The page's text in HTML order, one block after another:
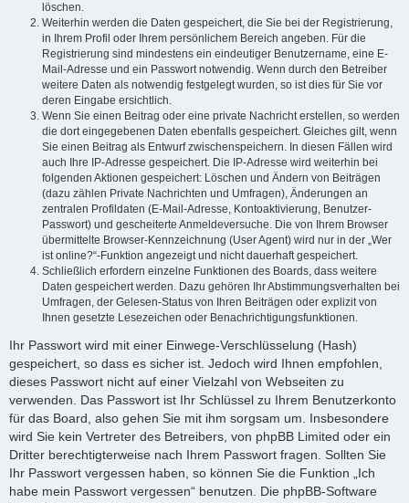
löschen.
Weiterhin werden die Daten gespeichert, die Sie bei der Registrierung,
in Ihrem Profil oder Ihrem persönlichem Bereich angeben. Für die
Registrierung sind mindestens ein eindeutiger Benutzername, eine E-
Mail-Adresse und ein Passwort notwendig. Wenn durch den Betreiber
weitere Daten als notwendig festgelegt wurden, so ist dies für Sie vor
deren Eingabe ersichtlich.
Wenn Sie einen Beitrag oder eine private Nachricht erstellen, so werden
die dort eingegebenen Daten ebenfalls gespeichert. Gleiches gilt, wenn
Sie einen Beitrag als Entwurf zwischenspeichern. In diesen Fällen wird
auch Ihre IP-Adresse gespeichert. Die IP-Adresse wird weiterhin bei
folgenden Aktionen gespeichert: Löschen und Ändern von Beiträgen
(dazu zählen Private Nachrichten und Umfragen), Änderungen an
zentralen Profildaten (E-Mail-Adresse, Kontoaktivierung, Benutzer-
Passwort) und gescheiterte Anmeldeversuche. Die von Ihrem Browser
übermittelte Browser-Kennzeichnung (User Agent) wird nur in der „Wer
ist online?“-Funktion angezeigt und nicht dauerhaft gespeichert.
Schließlich erfordern einzelne Funktionen des Boards, dass weitere
Daten gespeichert werden. Dazu gehören Ihr Abstimmungsverhalten bei
Umfragen, der Gelesen-Status von Ihren Beiträgen oder explizit von
Ihnen gesetzte Lesezeichen oder Benachrichtigungsfunktionen.
Ihr Passwort wird mit einer Einwege-Verschlüsselung (Hash)
gespeichert, so dass es sicher ist. Jedoch wird Ihnen empfohlen,
dieses Passwort nicht auf einer Vielzahl von Webseiten zu
verwenden. Das Passwort ist Ihr Schlüssel zu Ihrem Benutzerkonto
für das Board, also gehen Sie mit ihm sorgsam um. Insbesondere
wird Sie kein Vertreter des Betreibers, von phpBB Limited oder ein
Dritter berechtigterweise nach Ihrem Passwort fragen. Sollten Sie
Ihr Passwort vergessen haben, so können Sie die Funktion „Ich
habe mein Passwort vergessen“ benutzen. Die phpBB-Software